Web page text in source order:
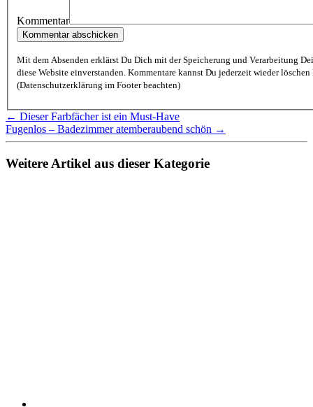
Kommentar
Mit dem Absenden erklärst Du Dich mit der Speicherung und Verarbeitung
diese Website einverstanden. Kommentare kannst Du jederzeit wieder löschen lassen
(Datenschutzerklärung im Footer beachten)
← Dieser Farbfächer ist ein Must-Have
Fugenlos – Badezimmer atemberaubend schön →
Weitere Artikel aus dieser Kategorie